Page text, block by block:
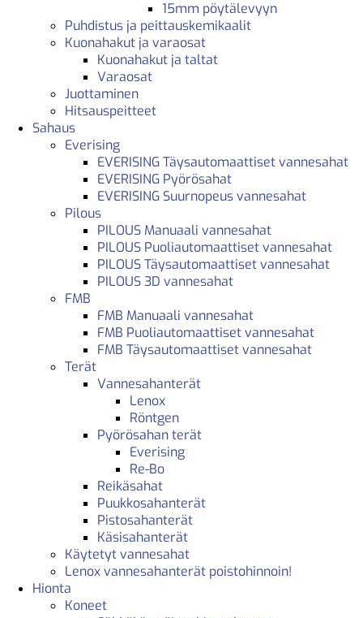
15mm pöytälevyyn
Puhdistus ja peittauskemikaalit
Kuonahakut ja varaosat
Kuonahakut ja taltat
Varaosat
Juottaminen
Hitsauspeitteet
Sahaus
Everising
EVERISING Täysautomaattiset vannesahat
EVERISING Pyörösahat
EVERISING Suurnopeus vannesahat
Pilous
PILOUS Manuaali vannesahat
PILOUS Puoliautomaattiset vannesahat
PILOUS Täysautomaattiset vannesahat
PILOUS 3D vannesahat
FMB
FMB Manuaali vannesahat
FMB Puoliautomaattiset vannesahat
FMB Täysautomaattiset vannesahat
Terät
Vannesahanterät
Lenox
Röntgen
Pyörösahan terät
Everising
Re-Bo
Reikäsahat
Puukkosahanterät
Pistosahanterät
Käsisahanterät
Käytetyt vannesahat
Lenox vannesahanterät poistohinnoin!
Hionta
Koneet